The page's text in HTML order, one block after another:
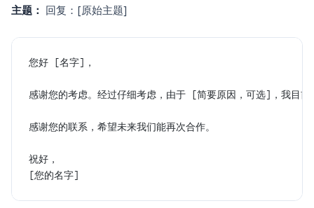
主题： 回复：[原始主题]
您好 [名字]，
感谢您的考虑。经过仔细考虑，由于 [简要原因，可选]，我目前
感谢您的联系，希望未来我们能再次合作。
祝好，
[您的名字]